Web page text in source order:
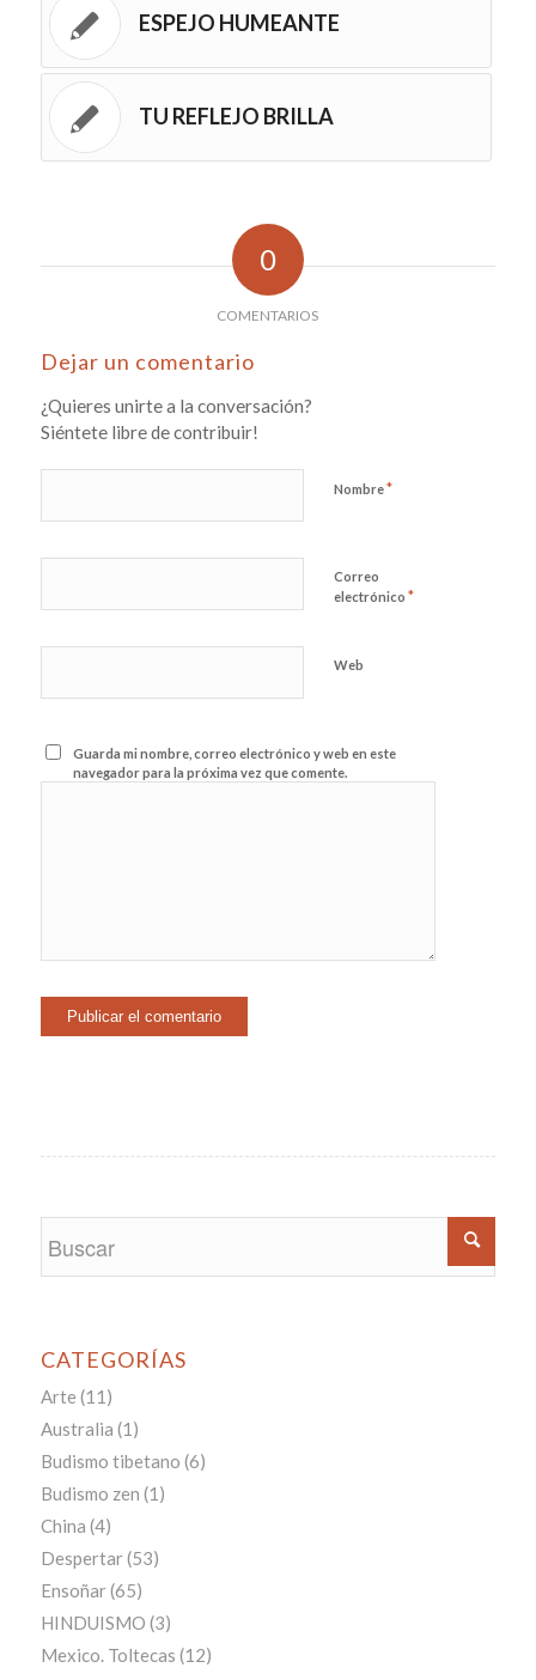
ESPEJO HUMEANTE
TU REFLEJO BRILLA
0
COMENTARIOS
Dejar un comentario
¿Quieres unirte a la conversación?
Siéntete libre de contribuir!
Nombre*
Correo
electrónico *
Web
Guarda mi nombre, correo electrónico y web en este
navegador para la próxima vez que comente.
CATEGORÍAS
Arte (11)
Australia (1)
Budismo tibetano (6)
Budismo zen (1)
China (4)
Despertar(53)
Ensoñar(65)
HINDUISMO (3)
Mexico. Toltecas (12)